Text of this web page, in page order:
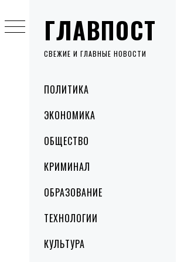
ГЛАВПОСТ
СВЕЖИЕ И ГЛАВНЫЕ НОВОСТИ
MenuПОЛИТИКА
ЭКОНОМИКА
ОБЩЕСТВО
КРИМИНАЛ
ОБРАЗОВАНИЕ
ТЕХНОЛОГИИ
КУЛЬТУРА
to
content